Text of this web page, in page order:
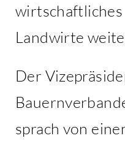
wirtschaftliches
Landwirte
Der
sprach von